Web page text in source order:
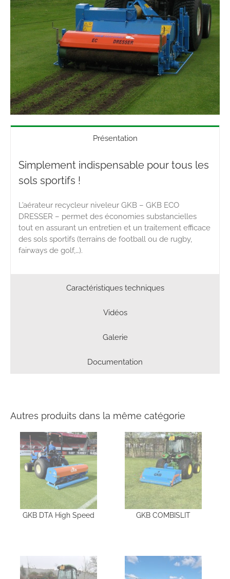
Présentation
Simplement indispensable pour tous les
sols sportifs !
L’aérateur recycleur niveleur GKB – GKB ECO
DRESSER – permet des économies substancielles
tout en assurant un entretien et un traitement efficace
des sols sportifs (terrains de football ou de rugby,
fairways de golf,…).
Caractéristiques techniques
Vidéos
Galerie
Documentation
Autres produits dans la même catégorie
GKB DTA High Speed GKB COMBISLIT